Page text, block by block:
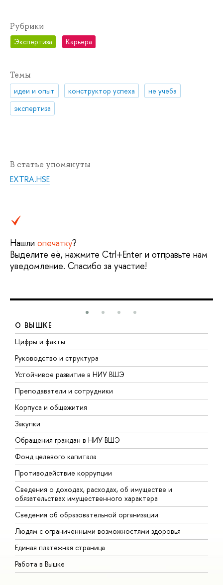
Рубрики
Экспертиза Карьера
Темы
идеи и опыт конструктор успеха
не учеба
экспертиза
В статье упомянуты
EXTRA.HSE
Нашли опечатку?
Выделите её, нажмите Ctrl+Enter и отправьте нам
уведомление. Спасибо за участие!
О ВЫШКЕ
Цифры и факты
Руководство и структура
Устойчивое развитие в НИУ ВШЭ
Преподаватели и сотрудники
Корпуса и общежития
Закупки
Обращения граждан в НИУ ВШЭ
Фонд целевого капитала
Противодействие коррупции
Сведения о доходах, расходах, об имуществе и
обязательствах имущественного характера
Сведения об образовательной организации
Людям с ограниченными возможностями здоровья
Единая платежная страница
Работа в Вышке